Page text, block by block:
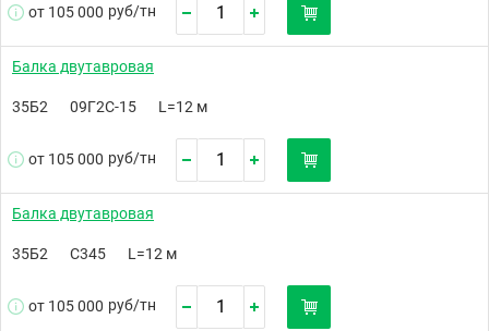
от 105 000 руб/тн
Балка двутавровая
35Б2 09Г2С-15 L=12 м
от 105 000 руб/тн
Балка двутавровая
35Б2 С345 L=12 м
от 105 000 руб/тн